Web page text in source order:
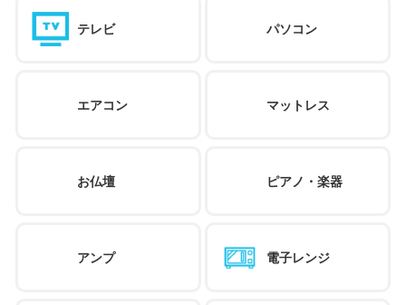
テレビ パソコン
エアコン マットレス
お仏壇 ピアノ・楽器
アンプ 電子レンジ